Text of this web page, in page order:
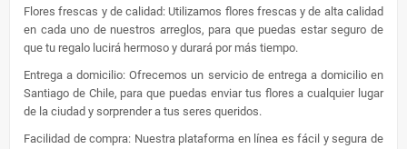
Flores frescas y de calidad: Utilizamos flores frescas y de alta calidad
en cada uno de nuestros arreglos, para que puedas estar seguro de
que tu regalo lucirá hermoso y durará por más tiempo.
Entrega a domicilio: Ofrecemos un servicio de entrega a domicilio en
Santiago de Chile, para que puedas enviar tus flores a cualquier lugar
de la ciudad y sorprender a tus seres queridos.
Facilidad de compra: Nuestra plataforma en línea es fácil y segura de